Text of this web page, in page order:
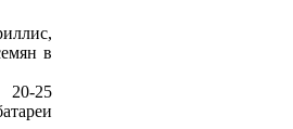
в
20-25